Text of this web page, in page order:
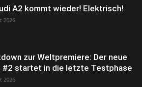
A2 kommt wieder! Elektrisch!
2026
zur Weltpremiere: Der neue
#2 startet in die letzte Testphase
2026